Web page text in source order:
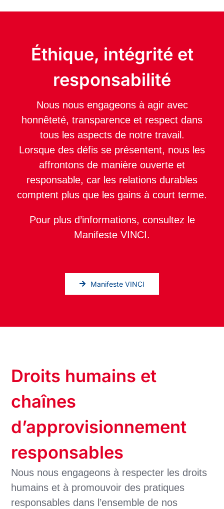
Éthique, intégrité et
responsabilité
Nous nous engageons à agir avec
honnêteté, transparence et respect dans
tous les aspects de notre travail.
Lorsque des défis se présentent, nous les
affrontons de manière ouverte et
responsable, car les relations durables
comptent plus que les gains à court terme.
Pour plus d’informations, consultez le
Manifeste VINCI.
Manifeste VINCI
Droits humains et
chaînes
d’approvisionnement
responsables
Nous nous engageons à respecter les droits
humains et à promouvoir des pratiques
responsables dans l’ensemble de nos